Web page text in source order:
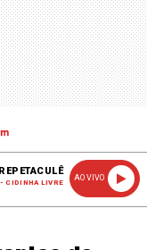
REPETACULÊ
CIDINHA LIVRE
AO VIVO